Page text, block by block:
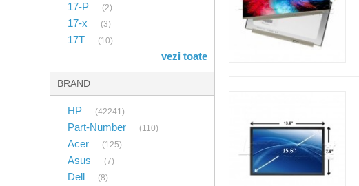
17-P (2)
17-x (3)
17T (10)
vezi toate
BRAND
HP (42241)
Part-Number (110)
Acer (125)
Asus (7)
Dell (8)